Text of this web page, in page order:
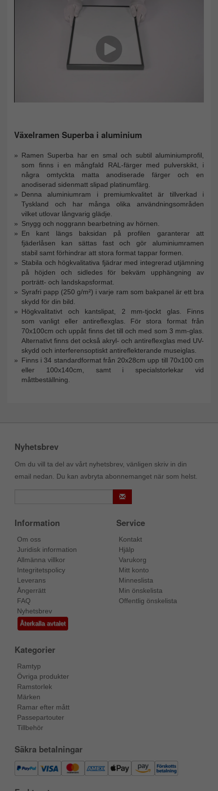
Växelramen Superba i aluminium
Ramen Superba har en smal och subtil aluminiumprofil,
som finns i en mångfald RAL-färger med pulverskikt, i
några omtyckta matta anodiserade färger och en
anodiserad sidenmatt slipad platinumfärg.
Denna aluminiumram i premiumkvalitet är tillverkad i
Tyskland och har många olika användningsområden
vilket utlovar långvarig glädje.
Snygg och noggrann bearbetning av hörnen.
En kant längs baksidan på profilen garanterar att
fjäderlåsen kan sättas fast och gör aluminiumramen
stabil samt förhindrar att stora format tappar formen.
Stabila och högkvalitativa fjädrar med integrerad utjämning
på höjden och sidledes för bekväm upphängning av
porträtt- och landskapsformat.
Syrafri papp (250 g/m²) i varje ram som bakpanel är ett bra
skydd för din bild.
Högkvalitativt och kantslipat, 2 mm-tjockt glas. Finns
som vanligt eller antireflexglas. För stora format från
70x100cm och uppåt finns det till och med som 3 mm-glas.
Alternativt finns det också akryl- och antireflexglas med UV-
skydd och interferensoptiskt antireflekterande museiglas.
Finns i 34 standardformat från 20x28cm upp till 70x100 cm
eller 100x140cm, samt i specialstorlekar vid
måttbeställning.
Nyhetsbrev
Om du vill ta del av vårt nyhetsbrev, vänligen skriv in din
email nedan. Du kan avbryta abonnemanget när som helst.
Information
Om oss
Juridisk information
Allmänna villkor
Integritetspolicy
Leverans
Ångerrätt
FAQ
Nyhetsbrev
Återkalla avtalet
Service
Kontakt
Hjälp
Varukorg
Mitt konto
Minneslista
Min önskelista
Offentlig önskelista
Kategorier
Ramtyp
Övriga produkter
Ramstorlek
Märken
Ramar efter mått
Passepartouter
Tillbehör
Säkra betalningar